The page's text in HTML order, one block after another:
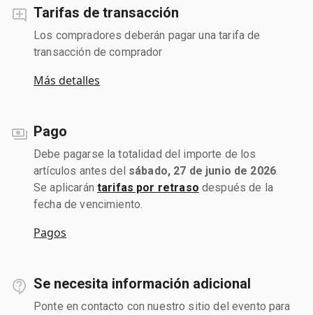
Tarifas de transacción
Los compradores deberán pagar una tarifa de
transacción de comprador
Más detalles
Pago
Debe pagarse la totalidad del importe de los
artículos antes del sábado, 27 de junio de 2026
Se aplicarán tarifas por retraso después de la
fecha de vencimiento.
Pagos
Se necesita información adicional
Ponte en contacto con nuestro sitio del evento para